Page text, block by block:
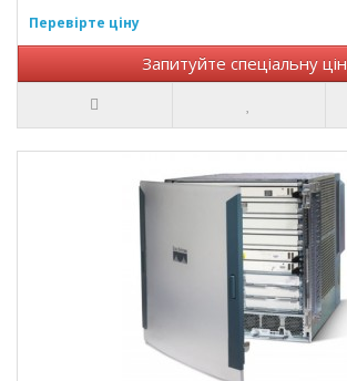
Перевірте ціну
Запитуйте спеціальну